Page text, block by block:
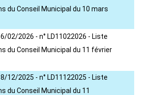
du Conseil Municipal du 10 mars
02/2026 - n° LD11022026 - Liste
du Conseil Municipal du 11 février
12/2025 - n° LD11122025 - Liste
du Conseil Municipal du 11